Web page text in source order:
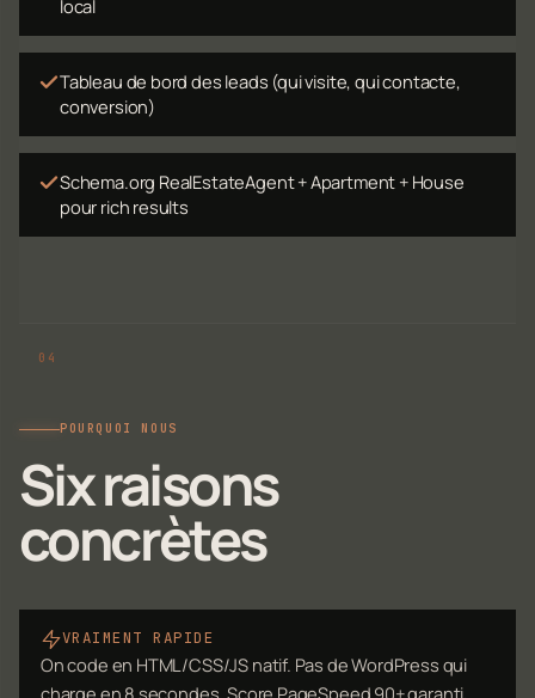
local
Tableau de bord des leads (qui visite, qui contacte,
conversion)
Schema.org RealEstateAgent + Apartment + House
pour rich results
POURQUOI NOUS
Six raisons
concrètes
VRAIMENT RAPIDE
On code en HTML/CSS/JS natif. Pas de WordPress qui